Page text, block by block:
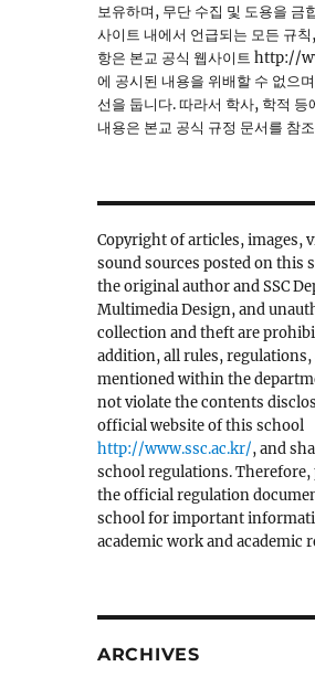
보유하며, 무단 수집 및 도용을 금
사이트 내에서 언급되는 모든 규
항은 본교 공식 웹사이트 http://
에 공시된 내용을 위배할 수 없으
선을 둡니다. 따라서 학사, 학적 등
내용은 본교 공식 규정 문서를 참
Copyright of articles, images,
sound sources posted on this
the original author and SSC
Multimedia Design, and
collection and theft are
addition, all rules, regulations,
mentioned within the
not violate the contents
official website of this school
http://www.ssc.ac.kr/, and
school regulations. Therefore,
the official regulation
school for important
academic work and academic
ARCHIVES